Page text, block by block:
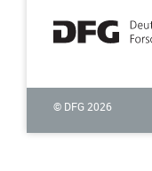
© DFG 2026